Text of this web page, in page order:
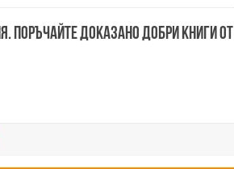
Поръчайте доказано добри книги от